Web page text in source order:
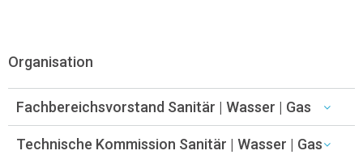
Organisation
Fachbereichsvorstand Sanitär | Wasser | Gas
Technische Kommission Sanitär | Wasser | Gas